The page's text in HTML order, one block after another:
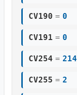
CV190 = 0
CV191 = 0
CV254 = 214
CV255 = 2